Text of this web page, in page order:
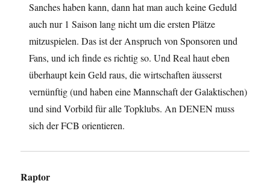
Sanches haben kann, dann hat man auch keine Geduld
auch nur 1 Saison lang nicht um die ersten Plätze
mitzuspielen. Das ist der Anspruch von Sponsoren und
Fans, und ich finde es richtig so. Und Real haut eben
überhaupt kein Geld raus, die wirtschaften äusserst
vernünftig (und haben eine Mannschaft der Galaktischen)
und sind Vorbild für alle Topklubs. An DENEN muss
sich der FCB orientieren.
Raptor